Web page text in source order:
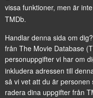
vissa funktioner, men är
TMDb.
Handlar denna sida om
från The Movie Database
personuppgifter vi har om
inkludera adressen till
så vi vet att du är
radera dina uppgifter från